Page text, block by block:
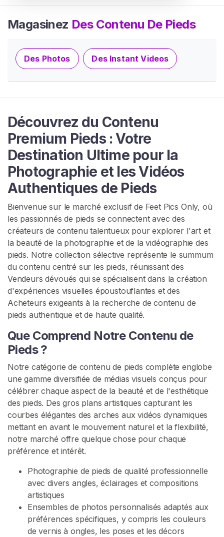
Magasinez Des Contenu De Pieds
Des Photos Des Instant Videos
Découvrez du Contenu
Premium Pieds : Votre
Destination Ultime pour la
Photographie et les Vidéos
Authentiques de Pieds
Bienvenue sur le marché exclusif de Feet Pics Only, où
les passionnés de pieds se connectent avec des
créateurs de contenu talentueux pour explorer l'art et
la beauté de la photographie et de la vidéographie des
pieds. Notre collection sélective représente le summum
du contenu centré sur les pieds, réunissant des
Vendeurs dévoués qui se spécialisent dans la création
d'expériences visuelles époustouflantes et des
Acheteurs exigeants à la recherche de contenu de
pieds authentique et de haute qualité.
Que Comprend Notre Contenu de
Pieds ?
Notre catégorie de contenu de pieds complète englobe
une gamme diversifiée de médias visuels conçus pour
célébrer chaque aspect de la beauté et de l'esthétique
des pieds. Des gros plans artistiques capturant les
courbes élégantes des arches aux vidéos dynamiques
mettant en avant le mouvement naturel et la flexibilité,
notre marché offre quelque chose pour chaque
préférence et intérêt.
Photographie de pieds de qualité professionnelle
avec divers angles, éclairages et compositions
artistiques
Ensembles de photos personnalisés adaptés aux
préférences spécifiques, y compris les couleurs
de vernis à ongles, les poses et les décors
E
M
c
u
e
i
a
r
c
o
u
r
r
l
e
s
v
e
n
d
e
u
r
s
C